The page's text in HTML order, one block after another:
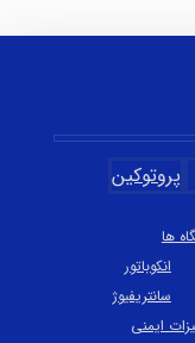
پروتوکین
ها
انکوباتور
سانتریفیوژ
ایمنی